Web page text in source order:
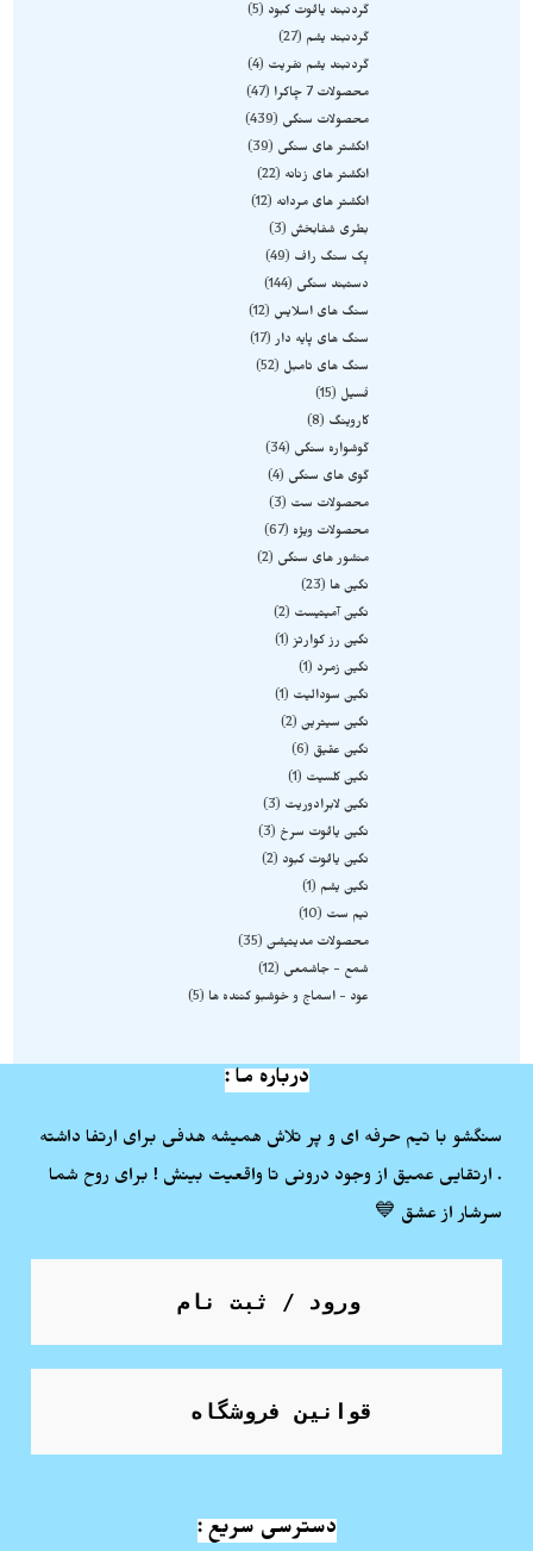
گردنبند یاقوت کبود
5
گردنبند یشم
27
گردنبند یشم نفریت
4
محصولات 7 چاکرا
47
محصولات سنگی
439
انگشتر های سنگی
39
انگشتر های زنانه
22
انگشتر های مردانه
12
بطری شفابخش
3
پک سنگ راف
49
دستبند سنگی
144
سنگ های اسلایس
12
سنگ های پایه دار 17
سنگ های تامبل
52
فسیل
15
کاروینگ
8
گوشواره سنگی
34
گوی های سنگی
4
محصولات ست
3
محصولات ویژه
67
منشور های سنگی
2
نگین ها
23
نگین آمیتیست
2
نگین رز کوارتز 1
نگین زمرد
1
نگین سودالیت
1
نگین سیترین 2
نگین عقیق
6
نگین کلسیت
1
نگین لابرادوریت
3
نگین یاقوت سرخ
3
نگین یاقوت کبود
2
نگین یشم
1
نیم ست
10
محصولات مدیتیشن 35
شمع - جاشمعی
12
عود - اسماج و خوشبو کننده ها
5
درباره ما :
سنگشو با تیم حرفه ای و پر تلاش همیشه هدفی برای ارتفا داشته
. ارتقایی عمیق از وجود درونی تا واقعیت بینش ! برای روح شما
سرشار از عشق 💙
ورود / ثبت نام
قوانین فروشگاه
دسترسی سریع :